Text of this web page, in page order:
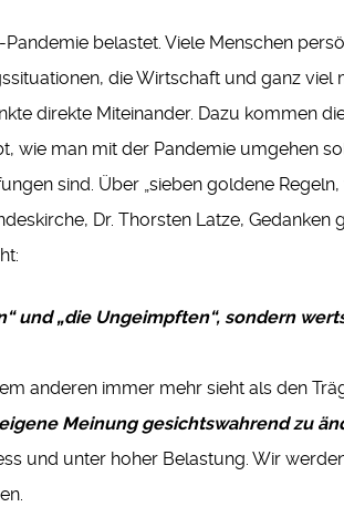
Pandemie belastet. Viele Menschen
die Wirtschaft und ganz
direkte Miteinander. Dazu kommen
wie man mit der Pandemie umgehen
sind. Über „sieben goldene
Dr. Thorsten Latze,
und „die Ungeimpften“, sondern
anderen immer mehr sieht als den
Meinung gesichtswahrend zu
und unter hoher Belastung. Wir